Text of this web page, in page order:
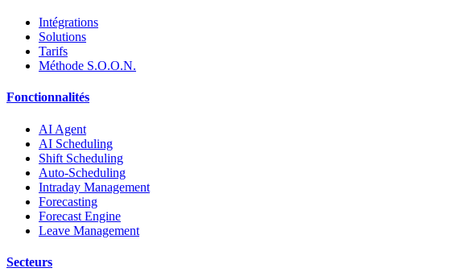
Intégrations
Solutions
Tarifs
Méthode S.O.O.N.
Fonctionnalités
AI Agent
AI Scheduling
Shift Scheduling
Auto-Scheduling
Intraday Management
Forecasting
Forecast Engine
Leave Management
Secteurs